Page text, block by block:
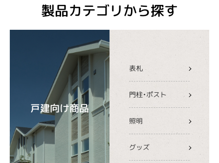
製品カテゴリから探す
戸建向け商品
表札
門柱・ポスト
照明
グッズ